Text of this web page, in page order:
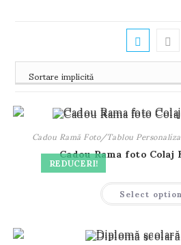
REDUCERI!
Cadou Ramă Foto/Tablou
Cadou Rama foto
Select